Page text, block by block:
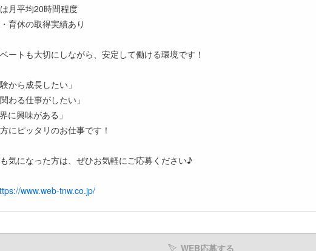
月平均20時間程度
育休の取得実績あり
ートも大切にしながら、安定して働ける環境です！
験から成長したい」
関わる仕事がしたい」
に興味がある」
にピッタリのお仕事です！
気になった方は、ぜひお気軽にご応募ください♪
www.web-tnw.co.jp/
WEB応募する